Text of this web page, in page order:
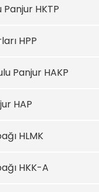
HKTP
HPP
Panjur HAKP
HAP
HLMK
HKK-A